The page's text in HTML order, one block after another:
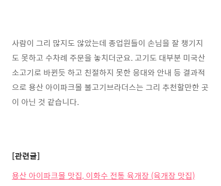
사람이 그리 많지도 않았는데 종업원들이 손님을 잘 챙기지
도 못하고 수차례 주문을 놓치더군요. 고기도 대부분 미국산
소고기로 바뀐듯 하고 친절하지 못한 응대와 안내 등 결과적
으로 용산 아이파크몰 불고기브라더스는 그리 추천할만한 곳
이 아닌 것 같습니다.
[관련글]
용산 아이파크몰 맛집, 이화수 전통 육개장 (육개장 맛집)